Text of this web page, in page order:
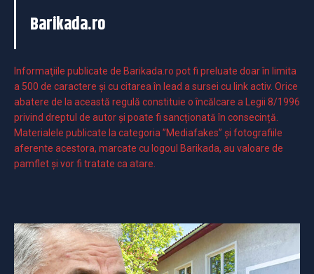
Barikada.ro
Informaţiile publicate de Barikada.ro pot fi preluate doar în limita
a 500 de caractere şi cu citarea în lead a sursei cu link activ. Orice
abatere de la această regulă constituie o încălcare a Legii 8/1996
privind dreptul de autor și poate fi sancționată în consecință.
Materialele publicate la categoria ”Mediafakes” și fotografiile
aferente acestora, marcate cu logoul Barikada, au valoare de
pamflet și vor fi tratate ca atare.